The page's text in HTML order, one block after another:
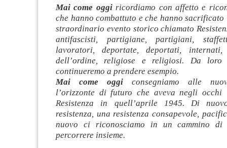
Mai come oggi ricordiamo con affetto e
che hanno combattuto e che hanno
straordinario evento storico chiamato
antifascisti, partigiane, partigiani,
lavoratori, deportate, deportati,
dell’ordine, religiose e religiosi. Da loro
continueremo a prendere esempio.
Mai come oggi consegniamo alle
l’orizzonte di futuro che aveva negli
Resistenza in quell’aprile 1945. Di
resistenza, una resistenza consapevole,
nuovo ci riconosciamo in un cammino di
percorrere insieme.